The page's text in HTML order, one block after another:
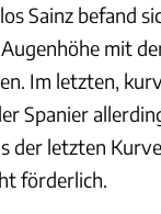
Sainz befand
mit
Im letzten,
Spanier
der letzten
förderlich.